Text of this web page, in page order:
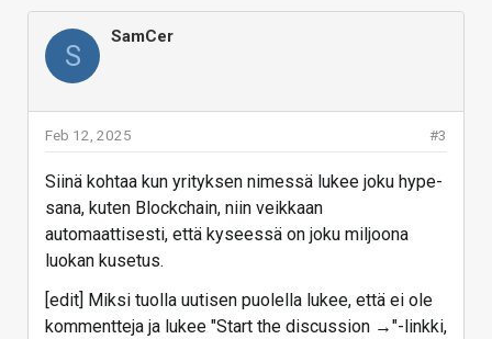
S
SamCer
#3
Feb 12, 2025
Siinä kohtaa kun yrityksen nimessä lukee joku hype-
sana, kuten Blockchain, niin veikkaan
automaattisesti, että kyseessä on joku miljoona
luokan kusetus.
[edit] Miksi tuolla uutisen puolella lukee, että ei ole
kommentteja ja lukee "Start the discussion →"-linkki,